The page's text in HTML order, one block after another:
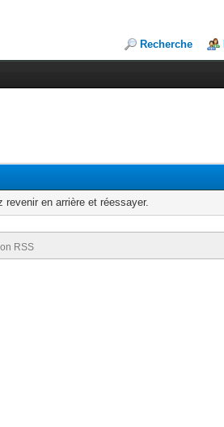
Recherche
revenir en arrière et réessayer.
RSS